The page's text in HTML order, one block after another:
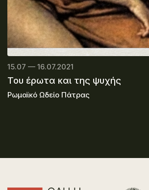
15.07 — 16.07.2021
Του έρωτα και της ψυχής
Ρωμαϊκό Ωδείο Πάτρας